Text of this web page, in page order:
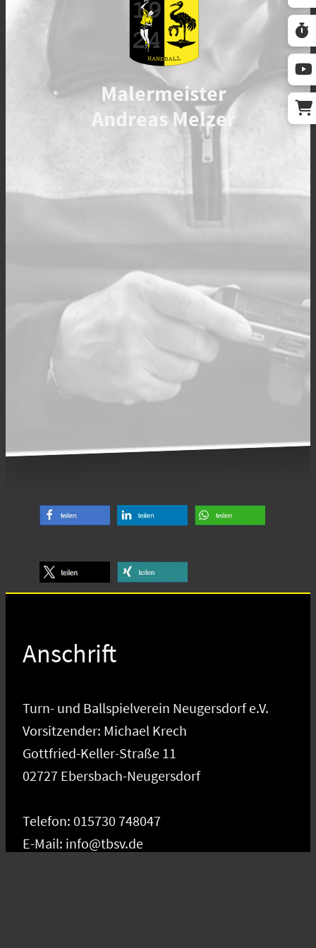
Malermeister
Andreas Melzer
Anschrift
Turn- und Ballspielverein Neugersdorf e.V.
Vorsitzender: Michael Krech
Gottfried-Keller-Straße 11
02727 Ebersbach-Neugersdorf
Telefon: 015730 748047
E-Mail: info@tbsv.de